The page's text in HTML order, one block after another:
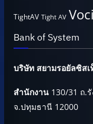
TightAV Tight AV
Bank of System
บริษัท สยามรอยัลซิสเ
สำนักงาน130/31 ถ.
จ.ปทุมธานี 12000